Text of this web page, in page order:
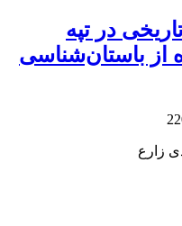
در تپه
از باستان‌شناسی
زارع